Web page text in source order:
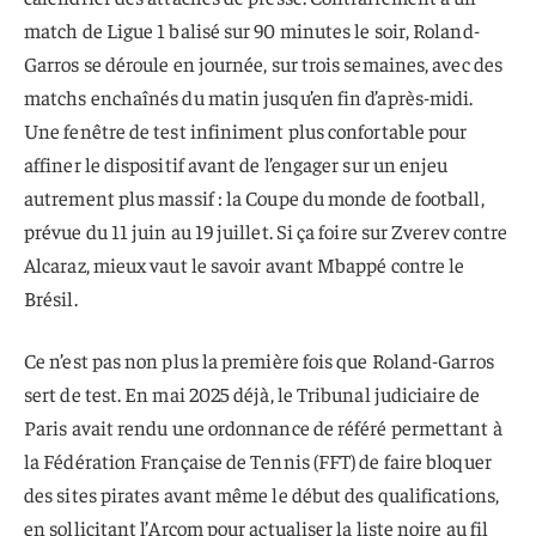
match de Ligue 1 balisé sur 90 minutes le soir, Roland-
Garros se déroule en journée, sur trois semaines, avec des
matchs enchaînés du matin jusqu’en fin d’après-midi.
Une fenêtre de test infiniment plus confortable pour
affiner le dispositif avant de l’engager sur un enjeu
autrement plus massif : la Coupe du monde de football,
prévue du 11 juin au 19 juillet. Si ça foire sur Zverev contre
Alcaraz, mieux vaut le savoir avant Mbappé contre le
Brésil.
Ce n’est pas non plus la première fois que Roland-Garros
sert de test. En mai 2025 déjà, le Tribunal judiciaire de
Paris avait rendu une ordonnance de référé permettant à
la Fédération Française de Tennis (FFT) de faire bloquer
des sites pirates avant même le début des qualifications,
en sollicitant l’Arcom pour actualiser la liste noire au fil